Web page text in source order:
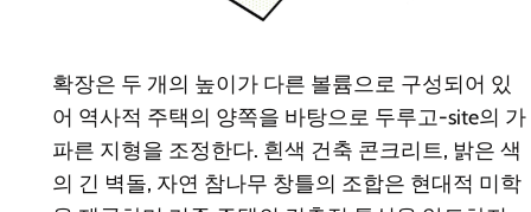
확장은 두 개의 높이가 다른 볼륨으로 구성되어 있
어 역사적 주택의 양쪽을 바탕으로 두루고-site의 가
파른 지형을 조정한다. 흰색 건축 콘크리트, 밝은 색
의 긴 벽돌, 자연 참나무 창틀의 조합은 현대적 미학